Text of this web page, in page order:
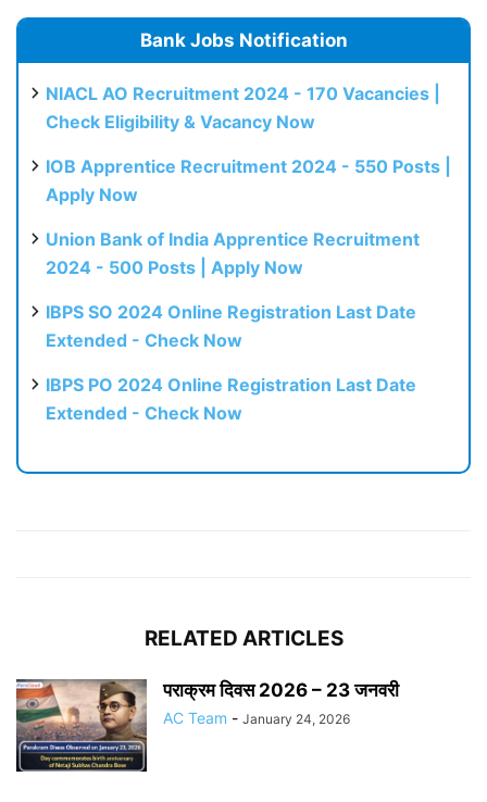
Bank Jobs Notification
NIACL AO Recruitment 2024 - 170 Vacancies |
Check Eligibility & Vacancy Now
IOB Apprentice Recruitment 2024 - 550 Posts |
Apply Now
Union Bank of India Apprentice Recruitment
2024 - 500 Posts | Apply Now
IBPS SO 2024 Online Registration Last Date
Extended - Check Now
IBPS PO 2024 Online Registration Last Date
Extended - Check Now
RELATED ARTICLES
पराक्रम दिवस 2026 – 23 जनवरी
AC Team - January 24, 2026